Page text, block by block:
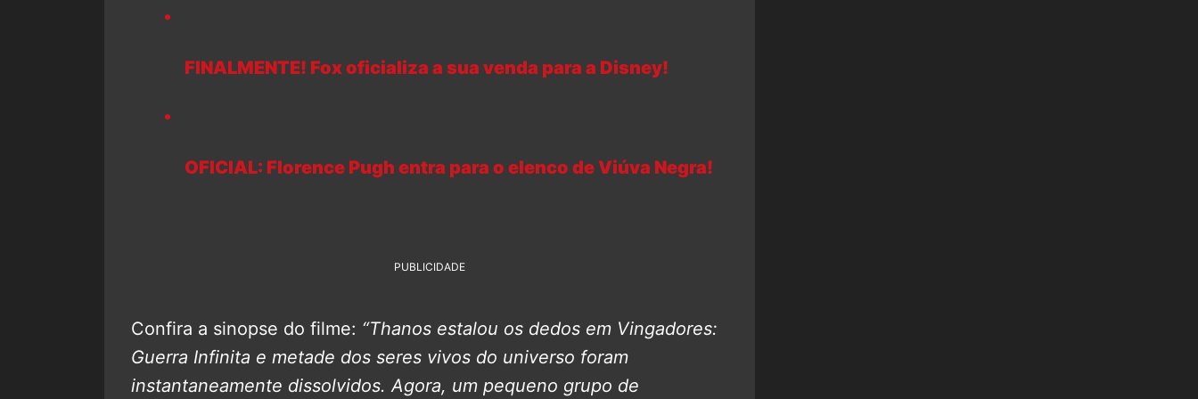
FINALMENTE! Fox oficializa a sua venda para a Disney!
OFICIAL: Florence Pugh entra para o elenco de Viúva Negra!
PUBLICIDADE
Confira a sinopse do filme: “Thanos estalou os dedos em Vingadores:
Guerra Infinita e metade dos seres vivos do universo foram
instantaneamente dissolvidos. Agora, um pequeno grupo de